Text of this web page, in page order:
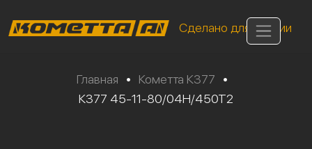
Сделано для России
Главная • Кометта К377
•
К377 45-11-80/04Н/450Т2